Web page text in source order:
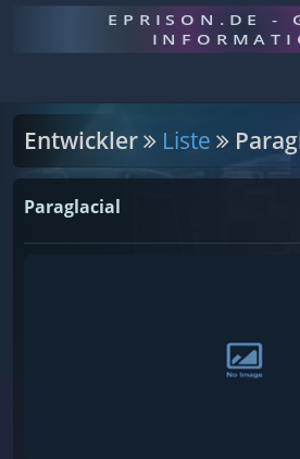
EPRISON.DE -
Entwickler Liste
Paraglacial